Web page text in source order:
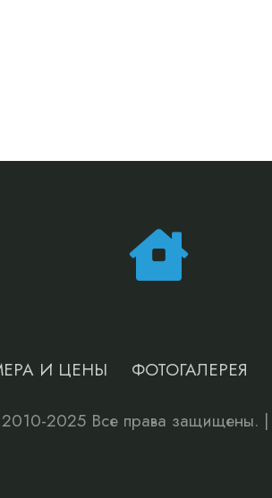
И ЦЕНЫ ФОТОГАЛЕРЕЯ
2025 Все права защищены. |